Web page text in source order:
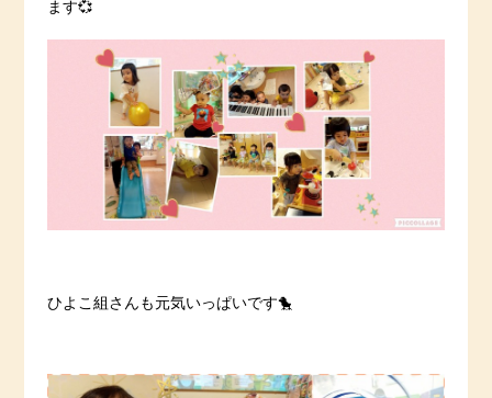
ます💞
ひよこ組さんも元気いっぱいです🐤